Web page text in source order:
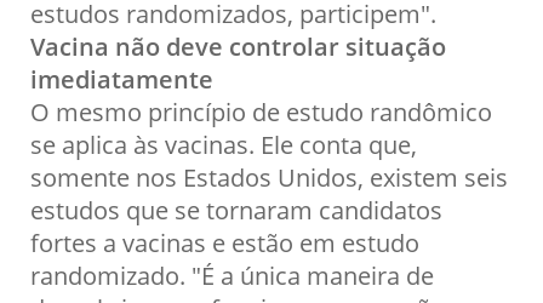
estudos randomizados, participem".
Vacina não deve controlar situação
imediatamente
O mesmo princípio de estudo randômico
se aplica às vacinas. Ele conta que,
somente nos Estados Unidos, existem seis
estudos que se tornaram candidatos
fortes a vacinas e estão em estudo
randomizado. "É a única maneira de